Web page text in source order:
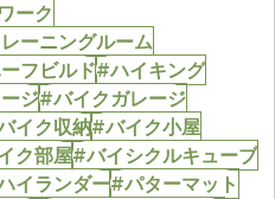
ーク
ーニングルーム
フビルド#ハイキング
ジ#バイクガレージ
イク収納#バイク小屋
ク部屋#バイシクルキューブ
イランダー#パターマット